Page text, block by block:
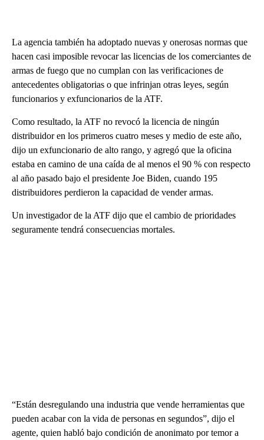
La agencia también ha adoptado nuevas y onerosas normas que
hacen casi imposible revocar las licencias de los comerciantes de
armas de fuego que no cumplan con las verificaciones de
antecedentes obligatorias o que infrinjan otras leyes, según
funcionarios y exfuncionarios de la ATF.
Como resultado, la ATF no revocó la licencia de ningún
distribuidor en los primeros cuatro meses y medio de este año,
dijo un exfuncionario de alto rango, y agregó que la oficina
estaba en camino de una caída de al menos el 90 % con respecto
al año pasado bajo el presidente Joe Biden, cuando 195
distribuidores perdieron la capacidad de vender armas.
Un investigador de la ATF dijo que el cambio de prioridades
seguramente tendrá consecuencias mortales.
“Están desregulando una industria que vende herramientas que
pueden acabar con la vida de personas en segundos”, dijo el
agente, quien habló bajo condición de anonimato por temor a